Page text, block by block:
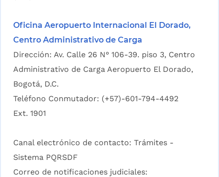
Oficina Aeropuerto Internacional El Dorado,
Centro Administrativo de Carga
Dirección: Av. Calle 26 N° 106-39. piso 3, Centro
Administrativo de Carga Aeropuerto El Dorado,
Bogotá, D.C.
Teléfono Conmutador: (+57)-601-794-4492
Ext. 1901
Canal electrónico de contacto: Trámites -
Sistema PQRSDF
Correo de notificaciones judiciales: